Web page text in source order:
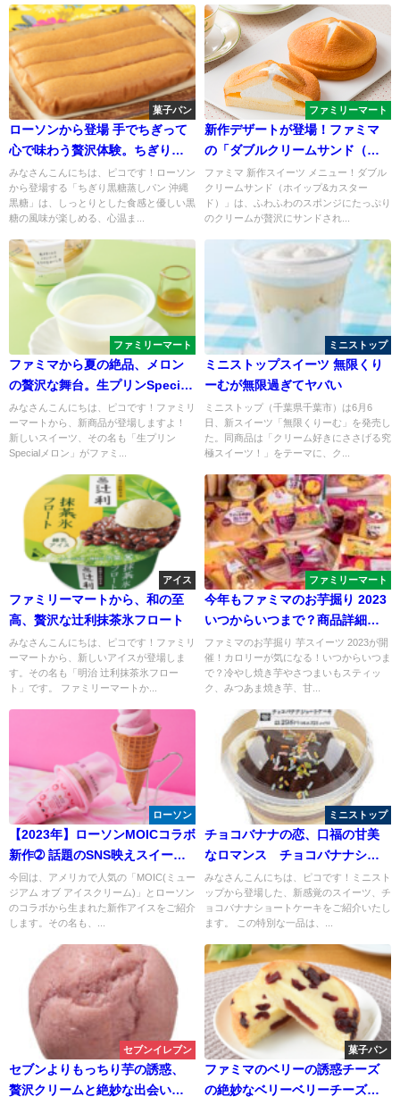
菓子パン
ローソンから登場 手でちぎって
心で味わう贅沢体験。ちぎり黒
糖蒸しパン沖縄黒糖
みなさんこんにちは、ピコです！ローソン
から登場する「ちぎり黒糖蒸しパン 沖縄
黒糖」は、しっとりとした食感と優しい黒
糖の風味が楽しめる、心温ま...
ファミリーマート
新作デザートが登場！ファミマ
の「ダブルクリームサンド（ホ
イップ&カスタード）」が大人
気！
ファミマ 新作スイーツ メニュー！ダブル
クリームサンド（ホイップ&カスター
ド）」は、ふわふわのスポンジにたっぷり
のクリームが贅沢にサンドされ...
ファミリーマート
ファミマから夏の絶品、メロン
の贅沢な舞台。生プリンSpecial
メロンで極上のメロン体験を。
みなさんこんにちは、ピコです！ファミリ
ーマートから、新商品が登場しますよ！
新しいスイーツ、その名も「生プリン
Specialメロン」がファミ...
ミニストップ
ミニストップスイーツ 無限くり
ーむが無限過ぎてヤバい
ミニストップ（千葉県千葉市）は6月6
日、新スイーツ「無限くりーむ」を発売し
た。同商品は「クリーム好きにささげる究
極スイーツ！」をテーマに、ク...
アイス
ファミリーマートから、和の至
高、贅沢な辻利抹茶氷フロート
みなさんこんにちは、ピコです！ファミリ
ーマートから、新しいアイスが登場しま
す。その名も「明治 辻利抹茶氷フロー
ト」です。 ファミリーマートか...
ファミリーマート
今年もファミマのお芋掘り 2023
いつからいつまで？商品詳細や
SNSの反応も
ファミマのお芋掘り 芋スイーツ 2023が開
催！カロリーが気になる！いつからいつま
で？冷やし焼き芋やさつまいもスティッ
ク、みつあま焼き芋、甘...
ローソン
【2023年】ローソンMOICコラボ
新作➁ 話題のSNS映えスイーツ
「ウチカフェ MOIC ラズベリー
＆ストロベリーワッフルコー
ン」が新発売！
今回は、アメリカで人気の「MOIC(ミュー
ジアム オブ アイスクリーム)」とローソン
のコラボから生まれた新作アイスをご紹介
します。その名も、...
ミニストップ
チョコバナナの恋、口福の甘美
なロマンス チョコバナナショ
ートケーキ
みなさんこんにちは、ピコです！ミニスト
ップから登場した、新感覚のスイーツ、チ
ョコバナナショートケーキをご紹介いたし
ます。 この特別な一品は、...
セブンイレブン
セブンよりもっちり芋の誘惑、
贅沢クリームと絶妙な出会い。
菓子パン
ファミマのベリーの誘惑チーズ
の絶妙なベリーベリーチーズタ